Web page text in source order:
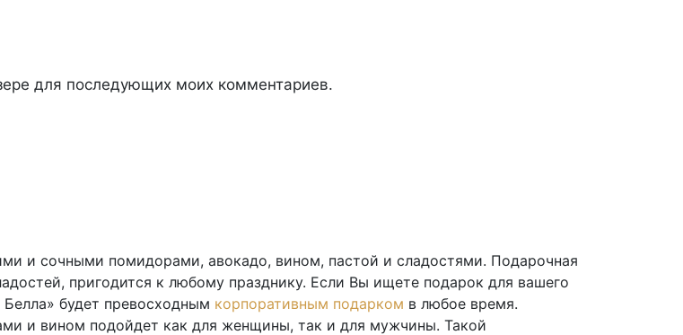
для последующих моих комментариев.
и сочными помидорами, авокадо, вином, пастой и сладостями. Подарочная
пригодится к любому празднику. Если Вы ищете подарок для вашего
будет превосходным корпоративным подарком в любое время.
и вином подойдет как для женщины, так и для мужчины. Такой